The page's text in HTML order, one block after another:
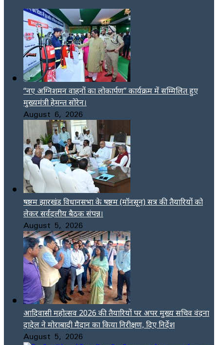
“नए अग्निशमन वाहनों का लोकार्पण” कार्यक्रम में सम्मिलित हुए
मुख्यमंत्री हेमन्त सोरेन।
August 6, 2026
षष्ठम झारखंड विधानसभा के षष्ठम (मॉनसून) सत्र की तैयारियों को
लेकर सर्वदलीय बैठक संपन्न।
August 5, 2026
आदिवासी महोत्सव 2026 की तैयारियों पर अपर मुख्य सचिव वंदना
दादेल ने मोराबादी मैदान का किया निरीक्षण, दिए निर्देश
August 5, 2026